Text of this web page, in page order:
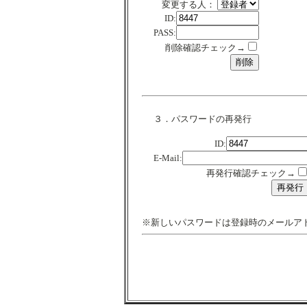
変更する人：
ID:
PASS:
削除確認チェック→
３．パスワードの再発行
ID:
E-Mail:
再発行確認チェック→
※新しいパスワードは登録時のメールア